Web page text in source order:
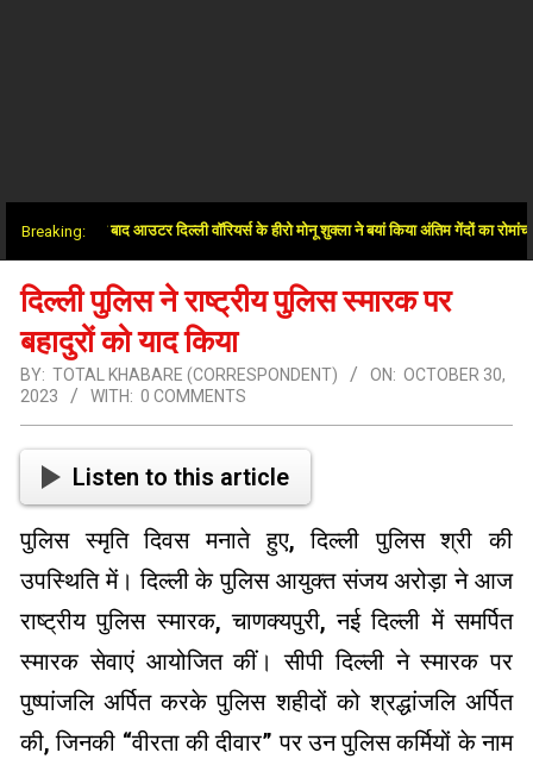
Breaking:
जीत के बाद आउटर दिल्ली वॉरियर्स के हीरो मोनू शुक्ला ने बयां किया अंतिम गेंदों का रोमांच
दिल्ली पुलिस ने राष्ट्रीय पुलिस स्मारक पर
बहादुरों को याद किया
BY: TOTAL KHABARE (CORRESPONDENT) ON: OCTOBER 30,
2023
WITH: 0 COMMENTS
Listen to this article
पुलिस स्मृति दिवस मनाते हुए, दिल्ली पुलिस श्री की
उपस्थिति में। दिल्ली के पुलिस आयुक्त संजय अरोड़ा ने आज
राष्ट्रीय पुलिस स्मारक, चाणक्यपुरी, नई दिल्ली में समर्पित
स्मारक सेवाएं आयोजित कीं। सीपी दिल्ली ने स्मारक पर
पुष्पांजलि अर्पित करके पुलिस शहीदों को श्रद्धांजलि अर्पित
की, जिनकी “वीरता की दीवार” पर उन पुलिस कर्मियों के नाम